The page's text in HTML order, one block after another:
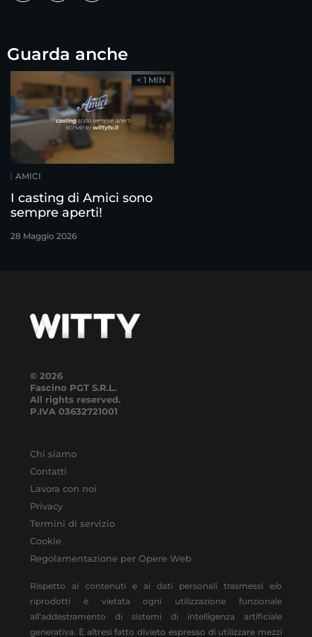
Guarda anche
AMICI
I casting di Amici sono
sempre aperti!
28 Maggio 2026
< 1 MIN
© 2026
Fascino PGT S.R.L.
All rights reserved.
P.IVA 03632721001
Chi siamo
Contatti
Lavora con noi
Privacy
Termini di servizio
Cookie
Regolamentazione per Opere Web
Rispetto ai contenuti e ai dati personali trasmessi e/o
riprodotti è vietata ogni utilizzazione funzionale
all’addestramento di sistemi di intelligenza artificiale
generativa. È altresì fatto divieto espresso di utilizzare mezzi